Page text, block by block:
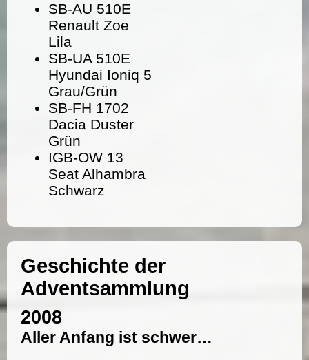
SB-AU 510E
Renault Zoe
Lila
SB-UA 510E
Hyundai Ioniq 5
Grau/Grün
SB-FH 1702
Dacia Duster
Grün
IGB-OW 13
Seat Alhambra
Schwarz
Geschichte der
Adventsammlung
2008
Aller Anfang ist schwer…